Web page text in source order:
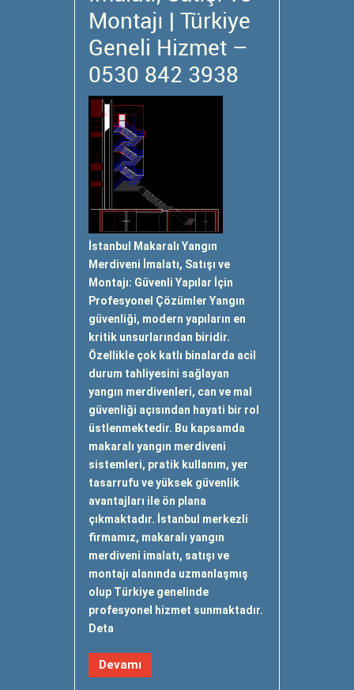
Montajı | Türkiye
Geneli Hizmet –
0530 842 3938
İstanbul Makaralı Yangın
Merdiveni İmalatı, Satışı ve
Montajı: Güvenli Yapılar İçin
Profesyonel Çözümler Yangın
güvenliği, modern yapıların en
kritik unsurlarından biridir.
Özellikle çok katlı binalarda acil
durum tahliyesini sağlayan
yangın merdivenleri, can ve mal
güvenliği açısından hayati bir rol
üstlenmektedir. Bu kapsamda
makaralı yangın merdiveni
sistemleri, pratik kullanım, yer
tasarrufu ve yüksek güvenlik
avantajları ile ön plana
çıkmaktadır. İstanbul merkezli
firmamız, makaralı yangın
merdiveni imalatı, satışı ve
montajı alanında uzmanlaşmış
olup Türkiye genelinde
profesyonel hizmet sunmaktadır.
Deta
Devamı